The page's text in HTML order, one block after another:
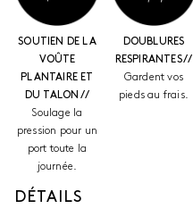
SOUTIEN DE LA
VOÛTE
PLANTAIRE ET
DU TALON //
Soulage la
pression pour un
port toute la
journée.
DOUBLURES
RESPIRANTES //
Gardent vos
pieds au frais.
DÉTAILS